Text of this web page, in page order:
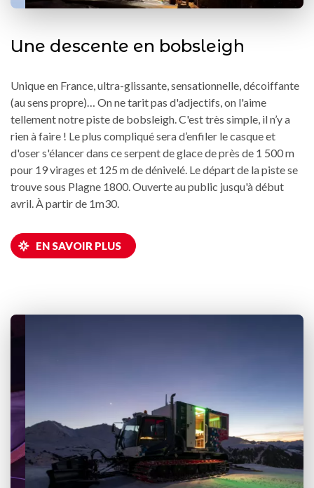
Une descente en bobsleigh
Unique en France, ultra-glissante, sensationnelle, décoiffante
(au sens propre)… On ne tarit pas d'adjectifs, on l'aime
tellement notre piste de bobsleigh. C'est très simple, il n’y a
rien à faire ! Le plus compliqué sera d’enfiler le casque et
d'oser s'élancer dans ce serpent de glace de près de 1 500 m
pour 19 virages et 125 m de dénivelé. Le départ de la piste se
trouve sous Plagne 1800. Ouverte au public jusqu'à début
avril. À partir de 1m30.
EN SAVOIR PLUS